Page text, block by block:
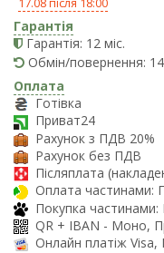
17.08 після 18:00
Гарантія
Гарантія: 12 міс.
Обмін/повернення:
Оплата
Готівка
Приват24
Рахунок з ПДВ 20%
Рахунок без ПДВ
Післяплата
Оплата частинами:
Покупка частинами:
QR + IBAN - Моно,
Онлайн платіж Visa,